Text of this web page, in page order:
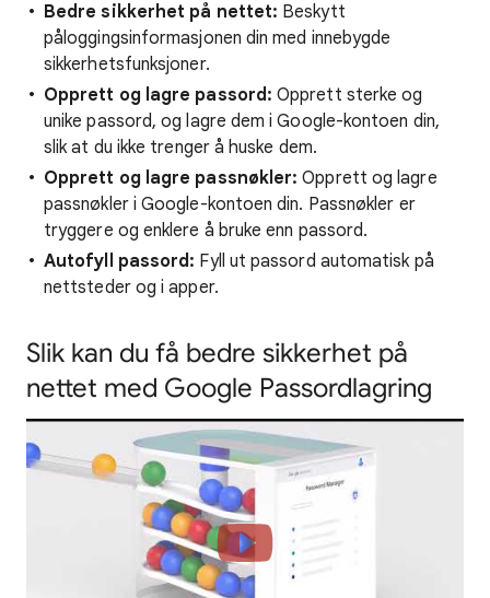
Bedre sikkerhet på nettet: Beskytt
påloggingsinformasjonen din med innebygde
sikkerhetsfunksjoner.
Opprett og lagre passord: Opprett sterke og
unike passord, og lagre dem i Google-kontoen din,
slik at du ikke trenger å huske dem.
Opprett og lagre passnøkler: Opprett og lagre
passnøkler i Google-kontoen din. Passnøkler er
tryggere og enklere å bruke enn passord.
Autofyll passord: Fyll ut passord automatisk på
nettsteder og i apper.
Slik kan du få bedre sikkerhet på
nettet med Google Passordlagring